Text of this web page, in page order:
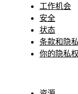
工作机会
安全
状态
条款和隐私
你的隐私权